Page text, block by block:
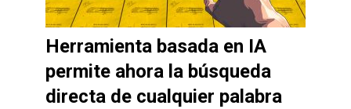
Herramienta basada en IA
permite ahora la búsqueda
directa de cualquier palabra